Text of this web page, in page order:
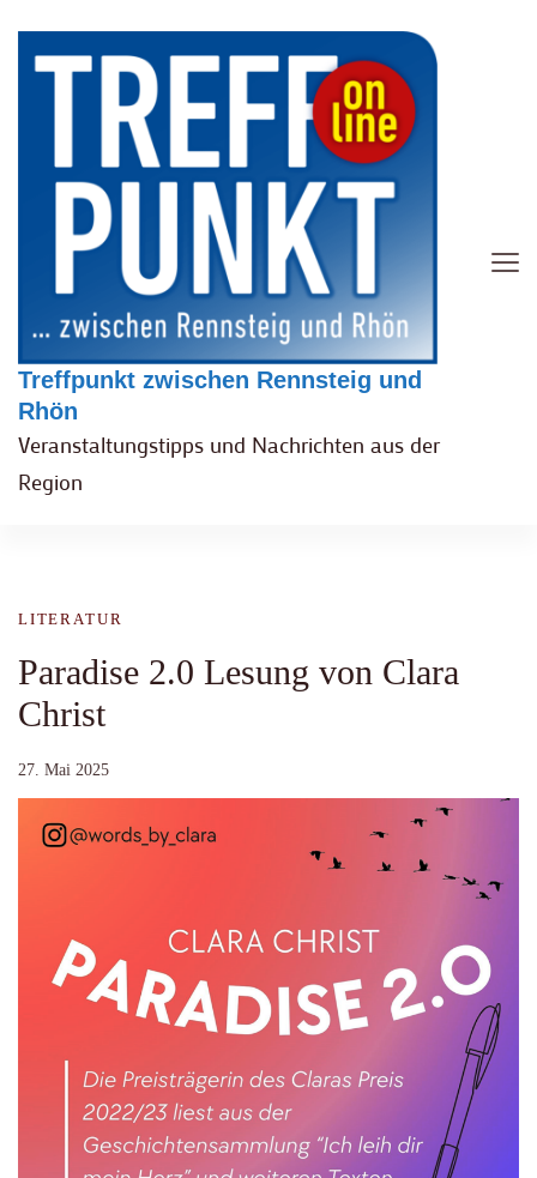
Treffpunkt zwischen Rennsteig und
Rhön
Veranstaltungstipps und Nachrichten aus der
Region
LITERATUR
Paradise 2.0 Lesung von Clara
Christ
27. Mai 2025